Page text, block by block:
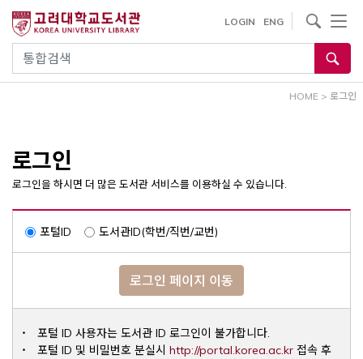
건
통합검색
LOGIN ENG
사이트내 검색
HOME > 로그인
로그인
로그인을 하시면 더 많은 도서관 서비스를 이용하실 수 있습니다.
포털ID 도서관ID(학번/직번/교번)
로그인 페이지 이동
포털 ID 사용자는 도서관 ID 로그인이 불가합니다.
포털 ID 및 비밀번호 분실시 http://portal.korea.ac.krOpens a
접속 후